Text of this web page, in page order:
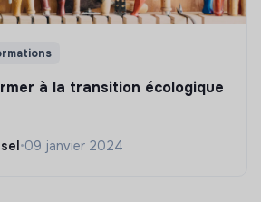
à la transition écologique
•09 janvier 2024